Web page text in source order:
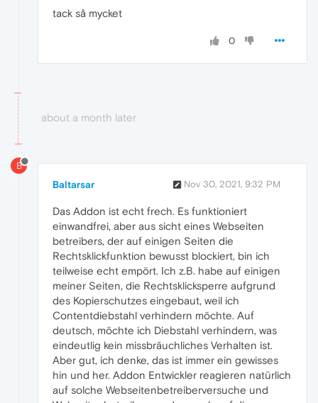
tack så mycket
0
about a month later
B
Baltarsar Nov 30, 2021, 9:32 PM
Das Addon ist echt frech. Es funktioniert
einwandfrei, aber aus sicht eines Webseiten
betreibers, der auf einigen Seiten die
Rechtsklickfunktion bewusst blockiert, bin ich
teilweise echt empört. Ich z.B. habe auf einigen
meiner Seiten, die Rechtsklicksperre aufgrund
des Kopierschutzes eingebaut, weil ich
Contentdiebstahl verhindern möchte. Auf
deutsch, möchte ich Diebstahl verhindern, was
eindeutlig kein missbräuchliches Verhalten ist.
Aber gut, ich denke, das ist immer ein gewisses
hin und her. Addon Entwickler reagieren natürlich
auf solche Webseitenbetreiberversuche und